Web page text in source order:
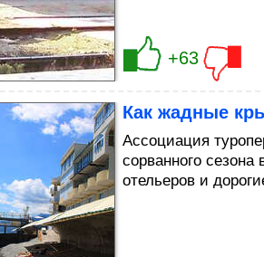
+63
Как жадные
Ассоциация
сорванного
отельеров и